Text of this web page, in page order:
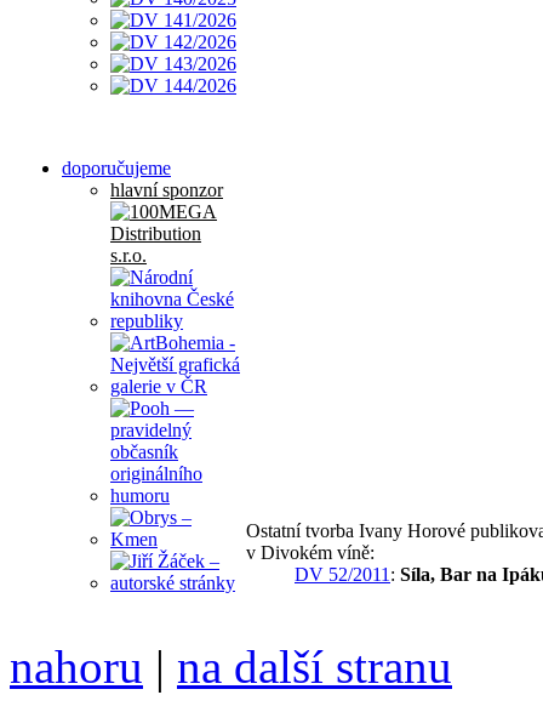
doporučujeme
hlavní sponzor
Ostatní tvorba Ivany Horové
v Divokém víně:
DV 52/2011 : Síla, Bar na
nahoru | na další stranu